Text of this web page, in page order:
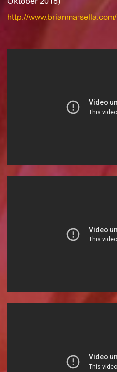
http://www.brianmarsella.com/